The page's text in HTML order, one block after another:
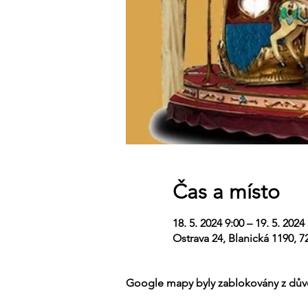
Čas a místo
18. 5. 2024 9:00 – 19. 5. 2024
Ostrava 24, Blanická 1190,
Google mapy byly zablokovány z